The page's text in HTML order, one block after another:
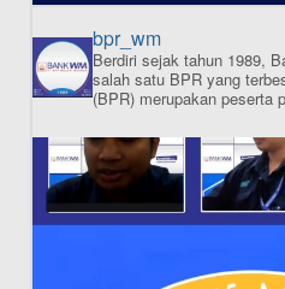
ISI APLIKASI SEKARANG
bpr_wm
Berdiri sejak tahun 1989,
salah satu BPR yang
(BPR) merupakan peserta